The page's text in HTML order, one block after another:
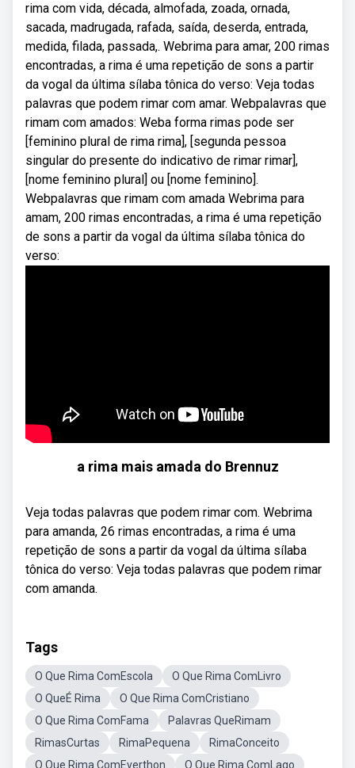
rima com vida, década, almofada, zoada, ornada,
sacada, madrugada, rafada, saída, deserda, entrada,
medida, filada, passada,. Webrima para amar, 200 rimas
encontradas, a rima é uma repetição de sons a partir
da vogal da última sílaba tônica do verso: Veja todas
palavras que podem rimar com amar. Webpalavras que
rimam com amados: Weba forma rimas pode ser
[feminino plural de rima rima], [segunda pessoa
singular do presente do indicativo de rimar rimar],
[nome feminino plural] ou [nome feminino].
Webpalavras que rimam com amada Webrima para
amam, 200 rimas encontradas, a rima é uma repetição
de sons a partir da vogal da última sílaba tônica do
verso:
a rima mais amada do Brennuz
Veja todas palavras que podem rimar com. Webrima
para amanda, 26 rimas encontradas, a rima é uma
repetição de sons a partir da vogal da última sílaba
tônica do verso: Veja todas palavras que podem rimar
com amanda.
Tags
O Que Rima ComEscola
O Que Rima ComLivro
O QueÉ Rima
O Que Rima ComCristiano
O Que Rima ComFama
Palavras QueRimam
RimasCurtas
RimaPequena
RimaConceito
O Que Rima ComEverthon
O Que Rima ComLago